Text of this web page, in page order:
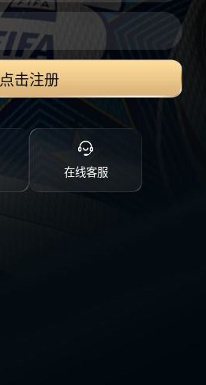
点击注册
在线客服